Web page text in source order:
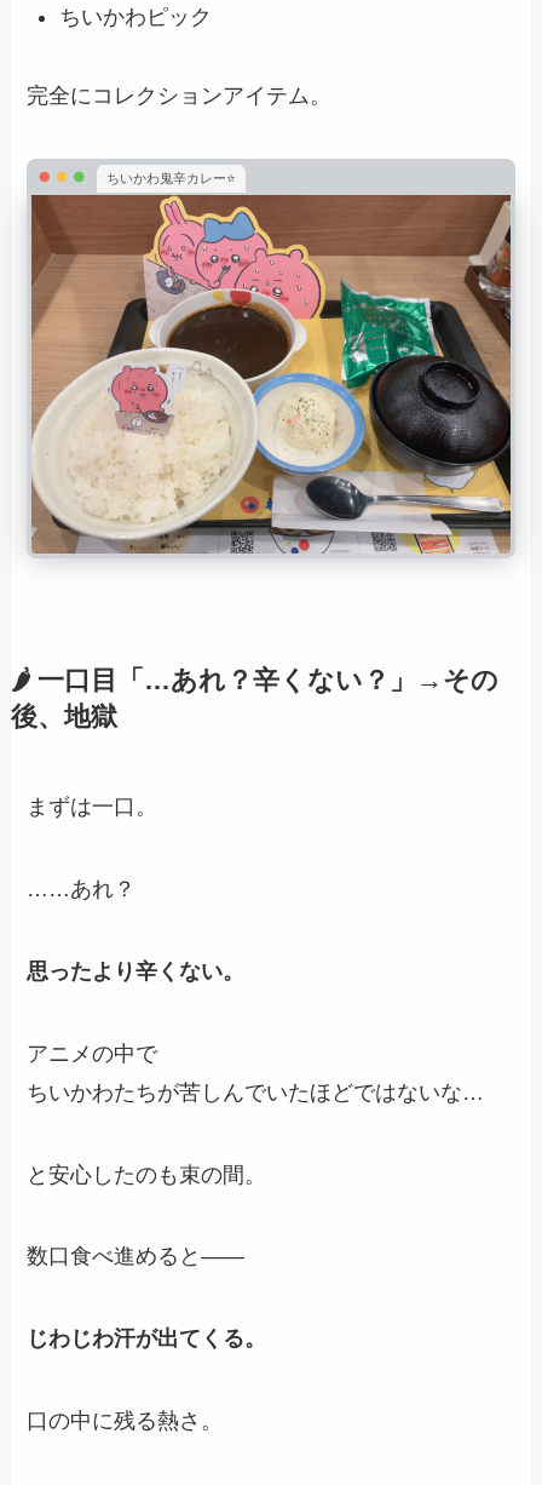
ちいかわピック
完全にコレクションアイテム。
ちいかわ鬼辛カレー⭐️
🌶 一口目「…あれ？辛くない？」→その
後、地獄
まずは一口。
……あれ？
思ったより辛くない。
アニメの中で
ちいかわたちが苦しんでいたほどではないな…
と安心したのも束の間。
数口食べ進めると――
じわじわ汗が出てくる。
口の中に残る熱さ。